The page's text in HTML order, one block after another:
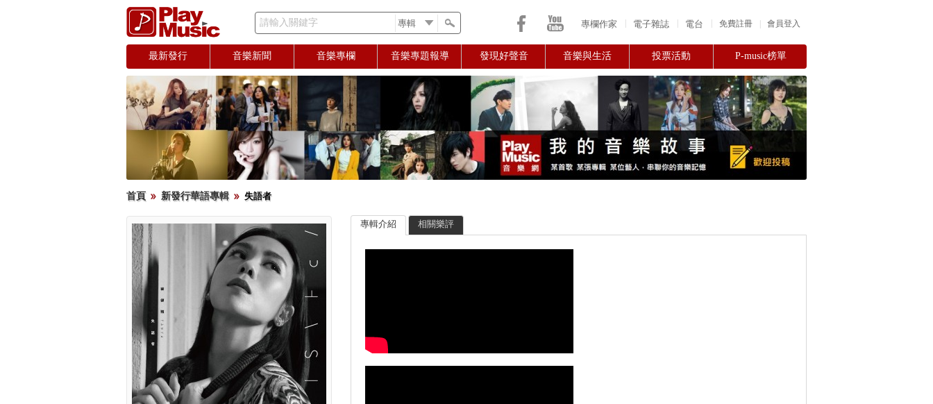
請輸入關鍵字 會員登入
免費註冊
專欄作家 電子雜誌 電台
最新發行 音樂新聞 音樂專欄 音樂專題報導 發現好聲音 音樂與生活 投票活動 P-music榜單
首頁 新發行華語專輯 失語者
專輯介紹 相關樂評